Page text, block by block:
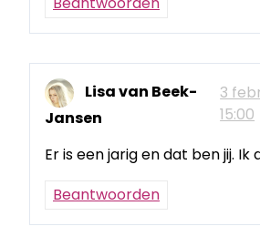
Lisa van Beek-
Jansen
3
15:00
Er is een jarig en dat ben jij. Ik
Beantwoorden